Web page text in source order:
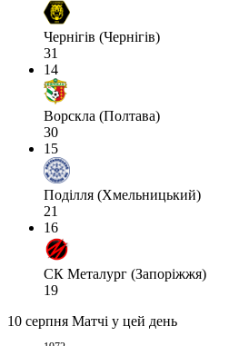
Чернігів (Чернігів)
31
14
Ворскла (Полтава)
30
15
Поділля (Хмельницький)
21
16
СК Металург (Запоріжжя)
19
10 серпня Матчі у цей день